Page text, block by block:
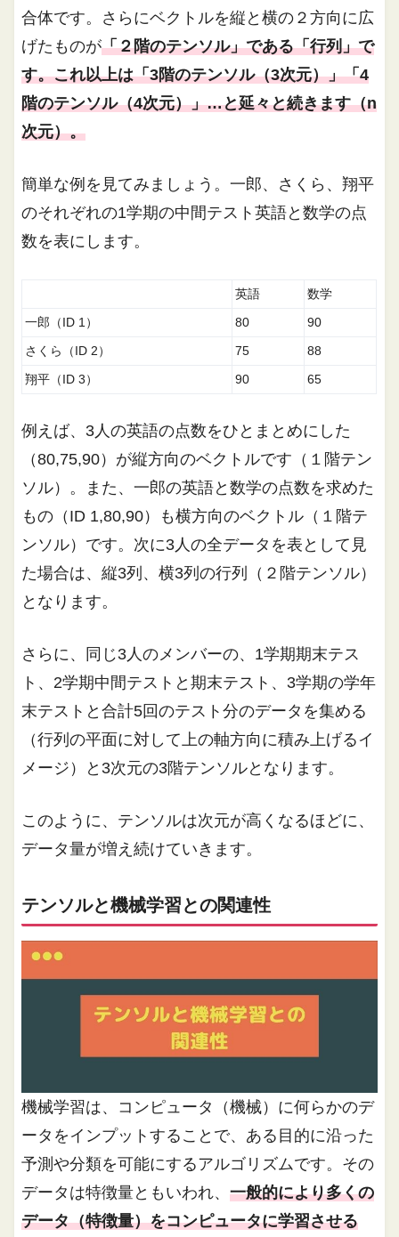
合体です。さらにベクトルを縦と横の２方向に広
げたものが「２階のテンソル」である「行列」で
す。これ以上は「3階のテンソル（3次元）」「4
階のテンソル（4次元）」…と延々と続きます（n
次元）。
簡単な例を見てみましょう。一郎、さくら、翔平
のそれぞれの1学期の中間テスト英語と数学の点
数を表にします。
英語
数学
一郎（ID 1）
80
90
さくら（ID 2）
75
88
翔平（ID 3）
90 65
例えば、3人の英語の点数をひとまとめにした
（80,75,90）が縦方向のベクトルです（１階テン
ソル）。また、一郎の英語と数学の点数を求めた
もの（ID 1,80,90）も横方向のベクトル（１階テ
ンソル）です。次に3人の全データを表として見
た場合は、縦3列、横3列の行列（２階テンソル）
となります。
さらに、同じ3人のメンバーの、1学期期末テス
ト、2学期中間テストと期末テスト、3学期の学年
末テストと合計5回のテスト分のデータを集める
（行列の平面に対して上の軸方向に積み上げるイ
メージ）と3次元の3階テンソルとなります。
このように、テンソルは次元が高くなるほどに、
データ量が増え続けていきます。
テンソルと機械学習との関連性
機械学習は、コンピュータ（機械）に何らかのデ
ータをインプットすることで、ある目的に沿った
予測や分類を可能にするアルゴリズムです。その
データは特徴量ともいわれ、一般的により多くの
データ（特徴量）をコンピュータに学習させる